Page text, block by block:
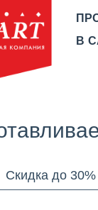
В
Скидка до 30%